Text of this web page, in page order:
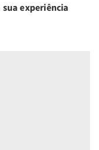
experiência